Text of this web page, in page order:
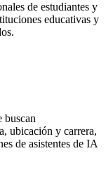
de estudiantes y
educativas y
buscan
ubicación y carrera,
de asistentes de IA